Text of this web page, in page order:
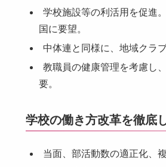
学校施設等の利活用を促進
国に要望。
中体連と同様に、地域クラ
教職員の健康管理を考慮し
要。
学校の働き方改革を徹底
当面、部活動数の適正化、